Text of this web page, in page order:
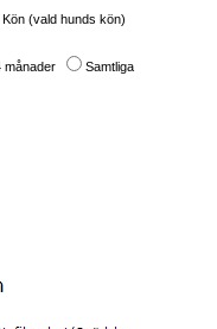
Kön (vald hunds kön)
månader Samtliga